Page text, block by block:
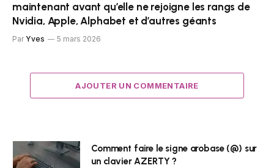
maintenant avant qu’elle ne rejoigne les rangs de
Nvidia, Apple, Alphabet et d’autres géants
Par Yves 5 mars 2026
AJOUTER UN COMMENTAIRE
Comment faire le signe arobase (@) sur
un clavier AZERTY ?